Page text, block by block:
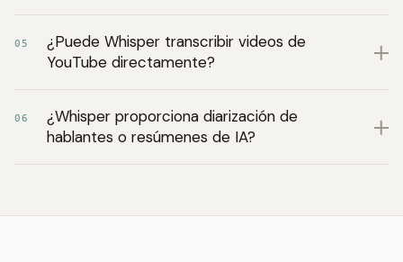
05
¿Puede Whisper transcribir videos de
YouTube directamente?
06
¿Whisper proporciona diarización de
hablantes o resúmenes de IA?